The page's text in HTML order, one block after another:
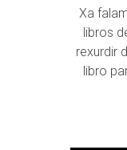
Xa
libros
rexurdir
libro